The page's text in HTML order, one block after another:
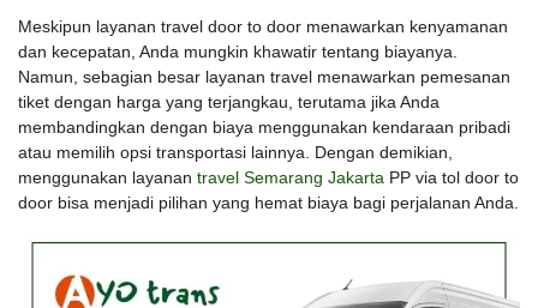
Meskipun layanan travel door to door menawarkan kenyamanan
dan kecepatan, Anda mungkin khawatir tentang biayanya.
Namun, sebagian besar layanan travel menawarkan pemesanan
tiket dengan harga yang terjangkau, terutama jika Anda
membandingkan dengan biaya menggunakan kendaraan pribadi
atau memilih opsi transportasi lainnya. Dengan demikian,
menggunakan layanan travel Semarang Jakarta PP via tol door to
door bisa menjadi pilihan yang hemat biaya bagi perjalanan Anda.